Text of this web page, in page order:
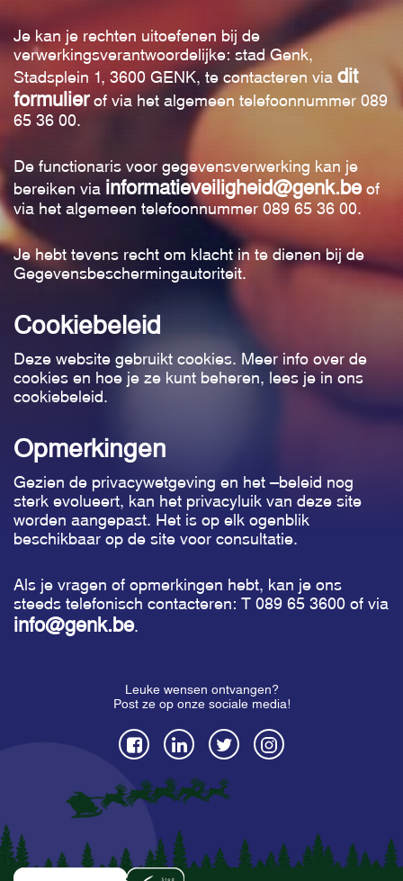
Je kan je rechten uitoefenen bij de
verwerkingsverantwoordelijke: stad Genk,
Stadsplein 1, 3600 GENK, te contacteren via dit
formulierof via het algemeen telefoonnummer 089
65 36 00.
De functionaris voor gegevensverwerking kan je
bereiken via informatieveiligheid@genk.beof
via het algemeen telefoonnummer 089 65 36 00.
Je hebt tevens recht om klacht in te dienen bij de
Gegevensbeschermingautoriteit.
Cookiebeleid
Deze website gebruikt cookies. Meer info over de
cookies en hoe je ze kunt beheren, lees je in ons
cookiebeleid.
Opmerkingen
Gezien de privacywetgeving en het –beleid nog
sterk evolueert, kan het privacyluik van deze site
worden aangepast. Het is op elk ogenblik
beschikbaar op de site voor consultatie.
Als je vragen of opmerkingen hebt, kan je ons
steeds telefonisch contacteren: T 089 65 3600 of via
info@genk.be.
Leuke wensen ontvangen?
Post ze op onze sociale media!